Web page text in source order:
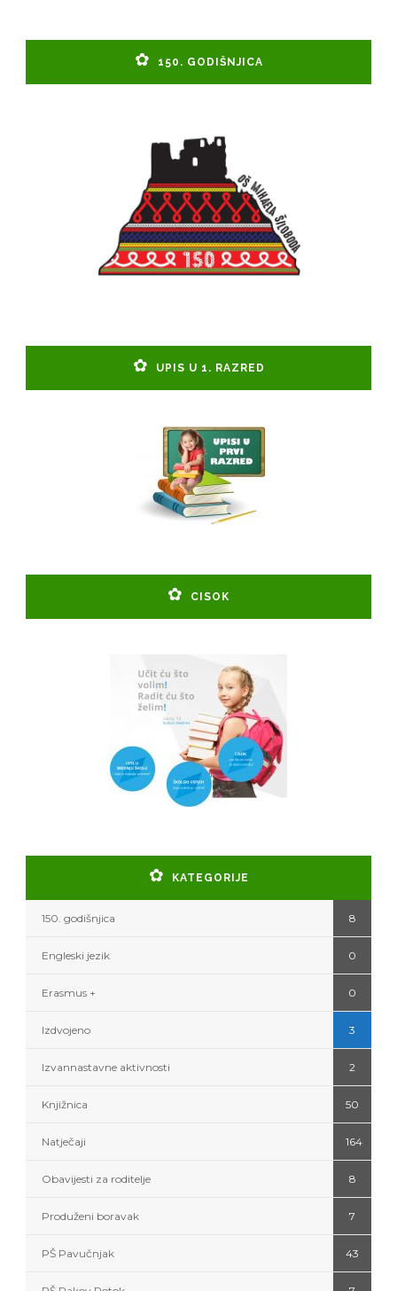
150. GODIŠNJICA
UPIS U 1. RAZRED
CISOK
KATEGORIJE
150. godišnjica 8
Engleski jezik 0
Erasmus + 0
Izdvojeno 3
Izvannastavne aktivnosti 2
Knjižnica 50
Natječaji 164
Obavijesti za roditelje 8
Produženi boravak 7
PŠ Pavučnjak 43